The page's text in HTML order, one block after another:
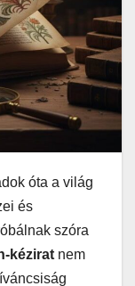
óta a világ
és
szóra
kézirat nem